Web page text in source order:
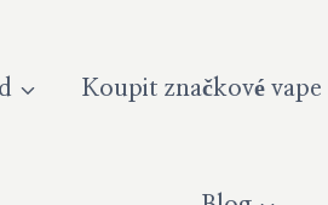
Koupit značkové vape